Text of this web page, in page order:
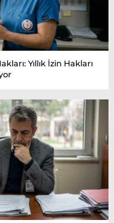
Yıllık İzin Hakları